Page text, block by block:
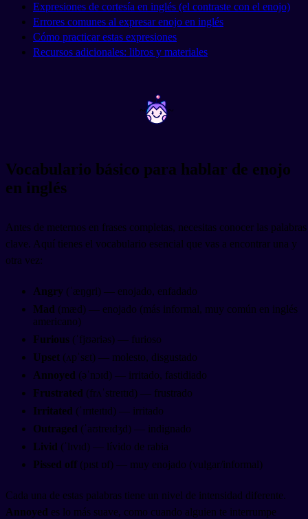
Expresiones de cortesía en inglés (el contraste con el enojo)
Errores comunes al expresar enojo en inglés
Cómo practicar estas expresiones
Recursos adicionales: libros y materiales
~ ~
Vocabulario básico para hablar de enojo
en inglés
Antes de meternos en frases completas, necesitas conocer las palabras
clave. Aquí tienes el vocabulario esencial que vas a encontrar una y
otra vez:
Angry (ˈæŋɡri) — enojado, enfadado
Mad (mæd) — enojado (más informal, muy común en inglés
americano)
Furious (ˈfjʊəriəs) — furioso
Upset (ʌpˈsɛt) — molesto, disgustado
Annoyed (əˈnɔɪd) — irritado, fastidiado
Frustrated (frʌˈstreɪtɪd) — frustrado
Irritated (ˈɪrɪteɪtɪd) — irritado
Outraged (ˈaʊtreɪdʒd) — indignado
Livid (ˈlɪvɪd) — lívido de rabia
Pissed off (pɪst ɒf) — muy enojado (vulgar/informal)
Cada una de estas palabras tiene un nivel de intensidad diferente.
Annoyed es lo más suave, como cuando alguien te interrumpe